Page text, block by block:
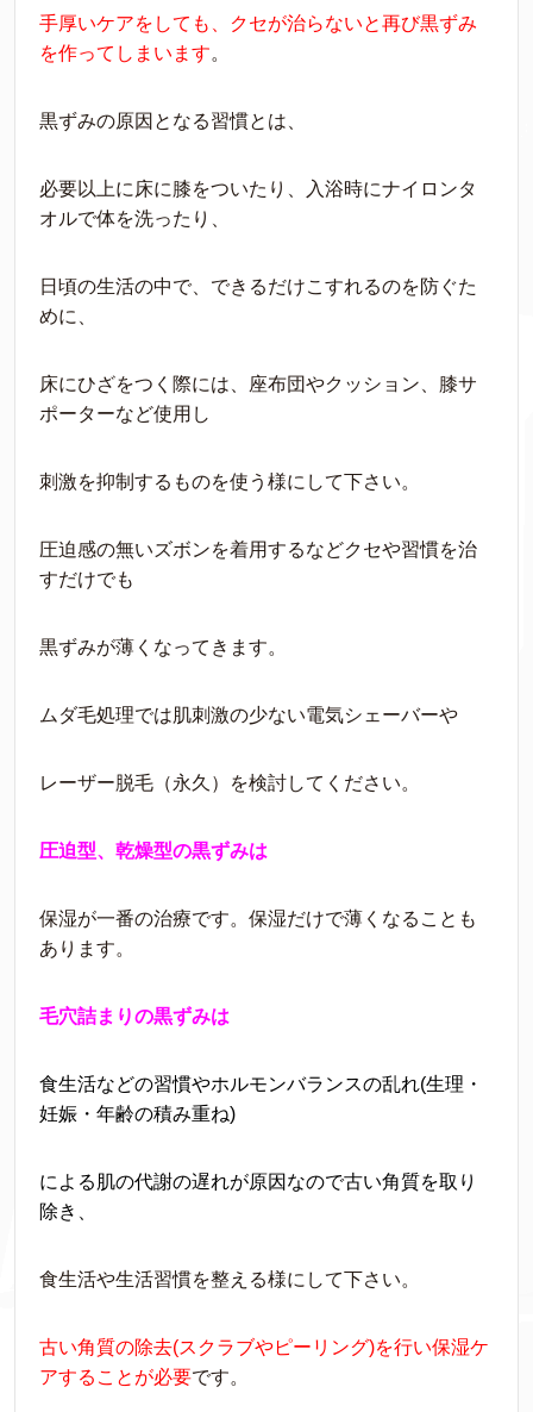
手厚いケアをしても、クセが治らないと再び黒ずみ
を作ってしまいます。
黒ずみの原因となる習慣とは、
必要以上に床に膝をついたり、入浴時にナイロンタ
オルで体を洗ったり、
日頃の生活の中で、できるだけこすれるのを防ぐた
めに、
床にひざをつく際には、座布団やクッション、膝サ
ポーターなど使用し
刺激を抑制するものを使う様にして下さい。
圧迫感の無いズボンを着用するなどクセや習慣を治
すだけでも
黒ずみが薄くなってきます。
ムダ毛処理では肌刺激の少ない電気シェーバーや
レーザー脱毛（永久）を検討してください。
圧迫型、乾燥型の黒ずみは
保湿が一番の治療です。保湿だけで薄くなることも
あります。
毛穴詰まりの黒ずみは
食生活などの習慣やホルモンバランスの乱れ(生理・
妊娠・年齢の積み重ね)
による肌の代謝の遅れが原因なので古い角質を取り
除き、
食生活や生活習慣を整える様にして下さい。
古い角質の除去(スクラブやピーリング)を行い保湿ケ
アすることが必要です。